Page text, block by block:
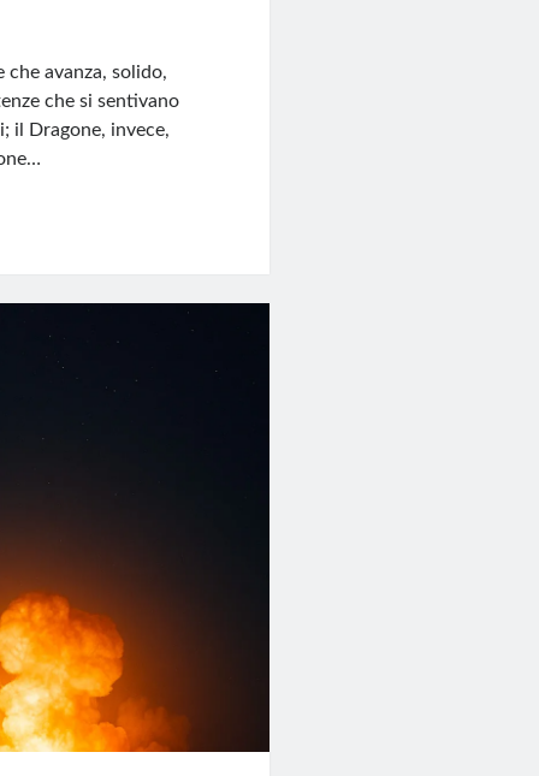
che avanza, solido,
che si sentivano
il Dragone, invece,